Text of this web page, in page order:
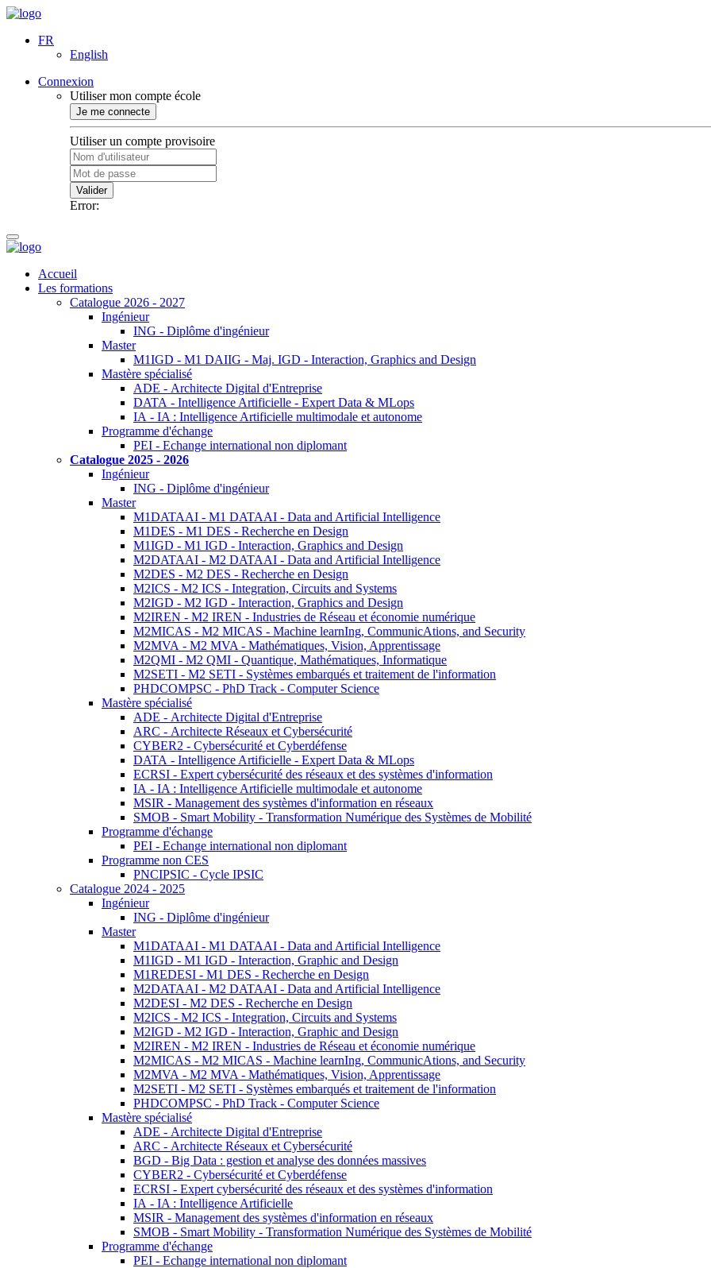
FR
English
Connexion
Utiliser mon compte école
Je me connecte
Utiliser un compte provisoire
Valider
Error:
Accueil
Les formations
Catalogue 2026 - 2027
Ingénieur
ING - Diplôme d'ingénieur
Master
M1IGD - M1 DAIIG - Maj. IGD - Interaction, Graphics and Design
Mastère spécialisé
ADE - Architecte Digital d'Entreprise
DATA - Intelligence Artificielle - Expert Data & MLops
IA - IA : Intelligence Artificielle multimodale et autonome
Programme d'échange
PEI - Echange international non diplomant
Catalogue 2025 - 2026
Ingénieur
ING - Diplôme d'ingénieur
Master
M1DATAAI - M1 DATAAI - Data and Artificial Intelligence
M1DES - M1 DES - Recherche en Design
M1IGD - M1 IGD - Interaction, Graphics and Design
M2DATAAI - M2 DATAAI - Data and Artificial Intelligence
M2DES - M2 DES - Recherche en Design
M2ICS - M2 ICS - Integration, Circuits and Systems
M2IGD - M2 IGD - Interaction, Graphics and Design
M2IREN - M2 IREN - Industries de Réseau et économie numérique
M2MICAS - M2 MICAS - Machine learnIng, CommunicAtions, and Security
M2MVA - M2 MVA - Mathématiques, Vision, Apprentissage
M2QMI - M2 QMI - Quantique, Mathématiques, Informatique
M2SETI - M2 SETI - Systèmes embarqués et traitement de l'information
PHDCOMPSC - PhD Track - Computer Science
Mastère spécialisé
ADE - Architecte Digital d'Entreprise
ARC - Architecte Réseaux et Cybersécurité
CYBER2 - Cybersécurité et Cyberdéfense
DATA - Intelligence Artificielle - Expert Data & MLops
ECRSI - Expert cybersécurité des réseaux et des systèmes d'information
IA - IA : Intelligence Artificielle multimodale et autonome
MSIR - Management des systèmes d'information en réseaux
SMOB - Smart Mobility - Transformation Numérique des Systèmes de Mobilité
Programme d'échange
PEI - Echange international non diplomant
Programme non CES
PNCIPSIC - Cycle IPSIC
Catalogue 2024 - 2025
Ingénieur
ING - Diplôme d'ingénieur
Master
M1DATAAI - M1 DATAAI - Data and Artificial Intelligence
M1IGD - M1 IGD - Interaction, Graphic and Design
M1REDESI - M1 DES - Recherche en Design
M2DATAAI - M2 DATAAI - Data and Artificial Intelligence
M2DESI - M2 DES - Recherche en Design
M2ICS - M2 ICS - Integration, Circuits and Systems
M2IGD - M2 IGD - Interaction, Graphic and Design
M2IREN - M2 IREN - Industries de Réseau et économie numérique
M2MICAS - M2 MICAS - Machine learnIng, CommunicAtions, and Security
M2MVA - M2 MVA - Mathématiques, Vision, Apprentissage
M2SETI - M2 SETI - Systèmes embarqués et traitement de l'information
PHDCOMPSC - PhD Track - Computer Science
Mastère spécialisé
ADE - Architecte Digital d'Entreprise
ARC - Architecte Réseaux et Cybersécurité
BGD - Big Data : gestion et analyse des données massives
CYBER2 - Cybersécurité et Cyberdéfense
ECRSI - Expert cybersécurité des réseaux et des systèmes d'information
IA - IA : Intelligence Artificielle
MSIR - Management des systèmes d'information en réseaux
SMOB - Smart Mobility - Transformation Numérique des Systèmes de Mobilité
Programme d'échange
PEI - Echange international non diplomant